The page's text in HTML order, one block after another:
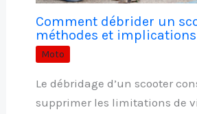
Comment débrider un
méthodes et
Moto
Le débridage d’un scooter
supprimer les limitations de